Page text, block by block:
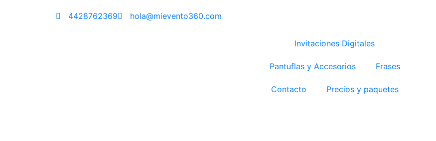
4428762369 hola@mievento360.com
Invitaciones Digitales
Pantuflas y Accesorios Frases
Contacto Precios y paquetes